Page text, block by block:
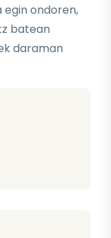
ondoren,
batean
daraman